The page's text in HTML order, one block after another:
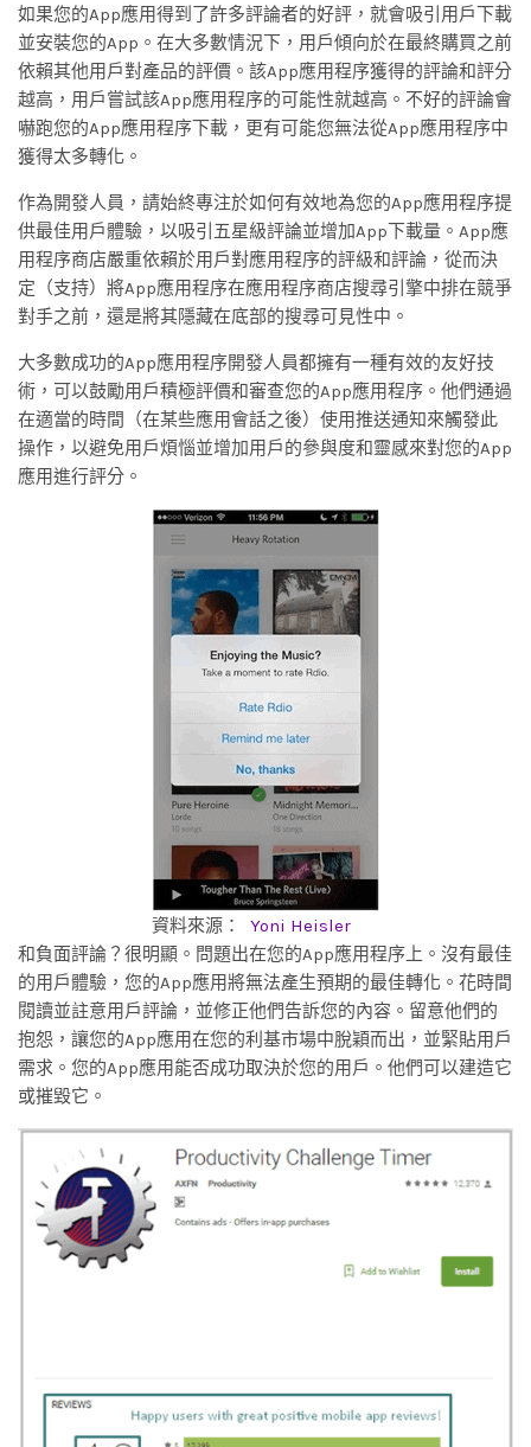
如果您的App應用得到了許多評論者的好評，就會吸引用戶下載
並安裝您的App。在大多數情況下，用戶傾向於在最終購買之前
依賴其他用戶對產品的評價。該App應用程序獲得的評論和評分
越高，用戶嘗試該App應用程序的可能性就越高。不好的評論會
嚇跑您的App應用程序下載，更有可能您無法從App應用程序中
獲得太多轉化。
作為開發人員，請始終專注於如何有效地為您的App應用程序提
供最佳用戶體驗，以吸引五星級評論並增加App下載量。App應
用程序商店嚴重依賴於用戶對應用程序的評級和評論，從而決
定（支持）將App應用程序在應用程序商店搜尋引擎中排在競爭
對手之前，還是將其隱藏在底部的搜尋可見性中。
大多數成功的App應用程序開發人員都擁有一種有效的友好技
術，可以鼓勵用戶積極評價和審查您的App應用程序。他們通過
在適當的時間（在某些應用會話之後）使用推送通知來觸發此
操作，以避免用戶煩惱並增加用戶的參與度和靈感來對您的App
應用進行評分。
資料來源： Yoni Heisler
和負面評論？很明顯。問題出在您的App應用程序上。沒有最佳
的用戶體驗，您的App應用將無法產生預期的最佳轉化。花時間
閱讀並註意用戶評論，並修正他們告訴您的內容。留意他們的
抱怨，讓您的App應用在您的利基市場中脫穎而出，並緊貼用戶
需求。您的App應用能否成功取決於您的用戶。他們可以建造它
或摧毀它。